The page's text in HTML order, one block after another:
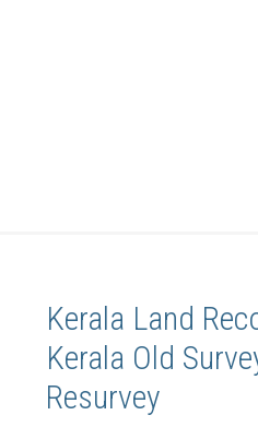
Kerala Land
Kerala Old
Resurvey